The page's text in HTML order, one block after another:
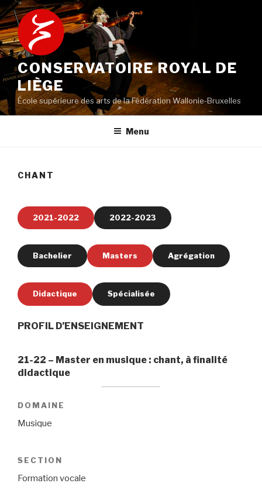
Aller
au
contenu
principal
CONSERVATOIRE ROYAL DE
LIÈGE
École supérieure des arts de la Fédération Wallonie-Bruxelles
Menu
CHANT
2021-2022 2022-2023
Bachelier Masters Agrégation
Didactique Spécialisée
PROFIL D’ENSEIGNEMENT
21-22 – Master en musique : chant, à finalité
didactique
DOMAINE
Musique
SECTION
Formation vocale